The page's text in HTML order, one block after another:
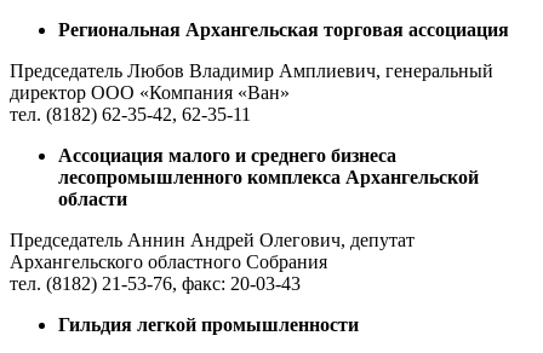
Региональная Архангельская торговая ассоциация
Председатель Любов Владимир Амплиевич, генеральный
директор ООО «Компания «Ван»
тел. (8182) 62-35-42, 62-35-11
Ассоциация малого и среднего бизнеса
лесопромышленного комплекса Архангельской
области
Председатель Аннин Андрей Олегович, депутат
Архангельского областного Собрания
тел. (8182) 21-53-76, факс: 20-03-43
Гильдия легкой промышленности